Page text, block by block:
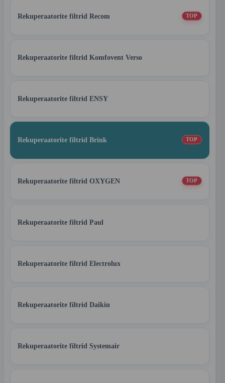
Rekuperaatorite filtrid Recom TOP
Rekuperaatorite filtrid Komfovent Verso
Rekuperaatorite filtrid ENSY
Rekuperaatorite filtrid Brink TOP
Rekuperaatorite filtrid OXYGEN TOP
Rekuperaatorite filtrid Paul
Rekuperaatorite filtrid Electrolux
Rekuperaatorite filtrid Daikin
Rekuperaatorite filtrid Systemair